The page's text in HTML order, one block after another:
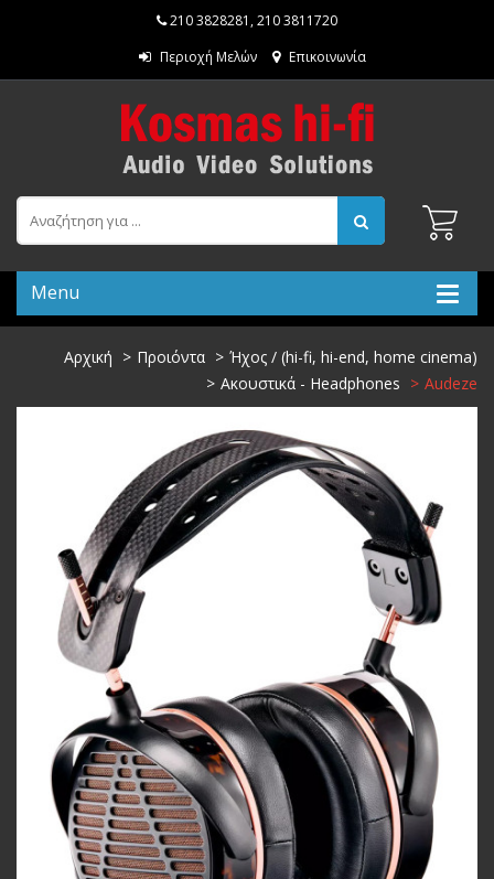
210 3828281 ,210 3811720
Περιοχή Μελών
Επικοινωνία
Menu
Αρχική Προιόντα
Ήχος / (hi-fi, hi-end, home cinema)
Ακουστικά - Headphones
Audeze